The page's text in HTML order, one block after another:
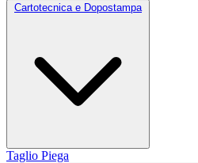
Cartotecnica e Dopostampa
Taglio Piega